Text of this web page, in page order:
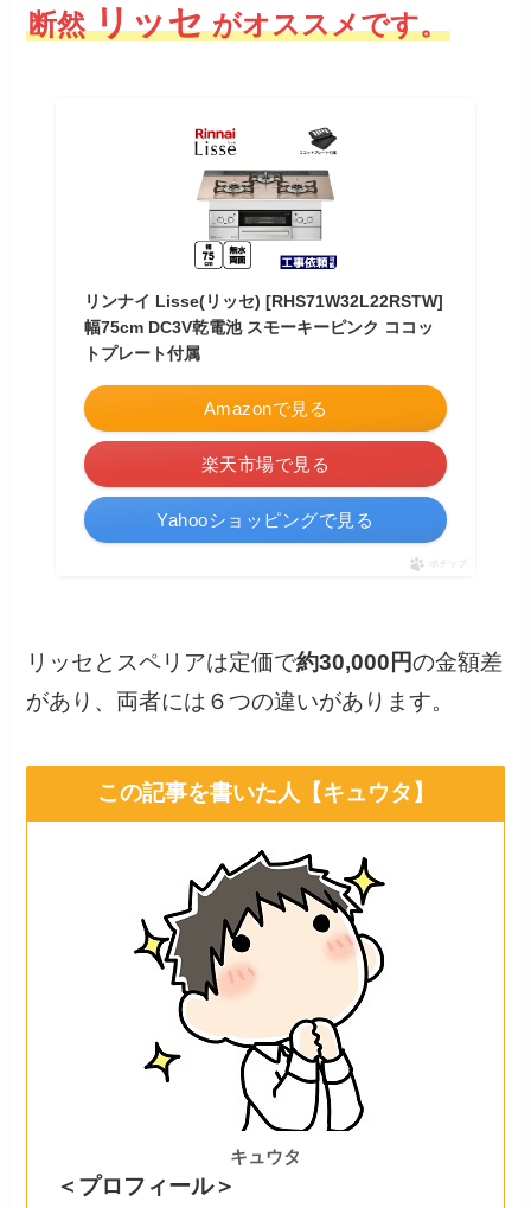
断然リッセがオススメです。
リンナイ Lisse(リッセ) [RHS71W32L22RSTW]
幅75cm DC3V乾電池 スモーキーピンク ココッ
トプレート付属
Amazonで見る
楽天市場で見る
Yahooショッピングで見る
ポチップ
リッセとスペリアは定価で約30,000円の金額差
があり、両者には６つの違いがあります。
この記事を書いた人【キュウタ】
キュウタ
＜プロフィール＞